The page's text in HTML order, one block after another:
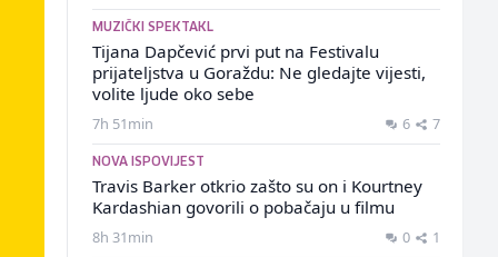
MUZIČKI SPEKTAKL
Tijana Dapčević prvi put na Festivalu
prijateljstva u Goraždu: Ne gledajte vijesti,
volite ljude oko sebe
7h 51min 6 7
NOVA ISPOVIJEST
Travis Barker otkrio zašto su on i Kourtney
Kardashian govorili o pobačaju u filmu
8h 31min 0 1